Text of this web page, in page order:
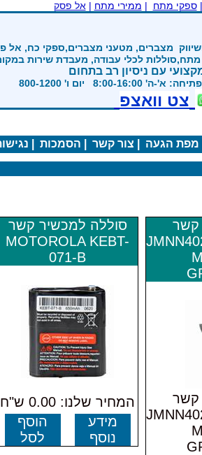
|ספקי מתח | ממירי מתח |אל פסק
מצברים, מטעני מצברים,ספקי כח, אל
מתח,סוללות לכלי עבודה, מעבדת שירות
עם ניסיון רב בתחום
8:00-16:00 יום ו' 800-1200
צט וואצפ
מפת הגעה צור קשר הסמכות
קשר
קשר
סוללה למכשיר קשר
MOTOROLA KEBT-
071-B
המחיר שלנו: 0.00 ש"ח
מידע
נוסף
הוסף
לסל